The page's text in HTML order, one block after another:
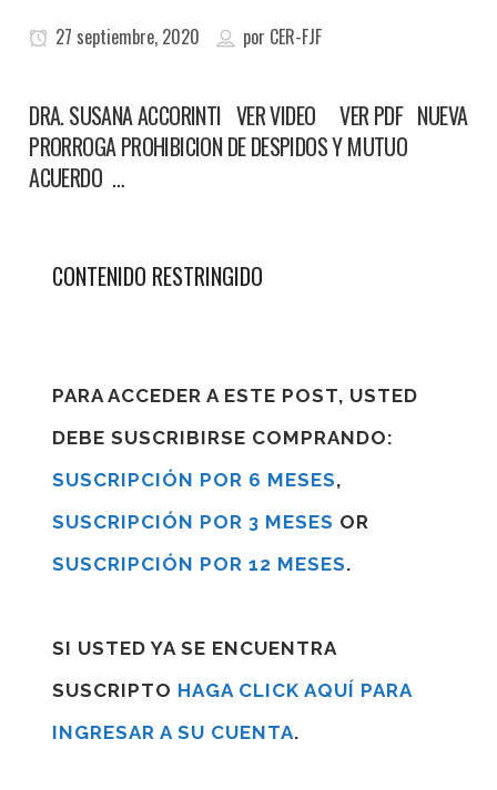
27 septiembre, 2020 por CER-FJF
DRA. SUSANA ACCORINTI VER VIDEO VER PDF NUEVA
PRORROGA PROHIBICION DE DESPIDOS Y MUTUO
ACUERDO …
CONTENIDO RESTRINGIDO
PARA ACCEDER A ESTE POST, USTED
DEBE SUSCRIBIRSE COMPRANDO:
SUSCRIPCIÓN POR 6 MESES,
SUSCRIPCIÓN POR 3 MESES OR
SUSCRIPCIÓN POR 12 MESES.
SI USTED YA SE ENCUENTRA
SUSCRIPTO HAGA CLICK AQUÍ PARA
INGRESAR A SU CUENTA.